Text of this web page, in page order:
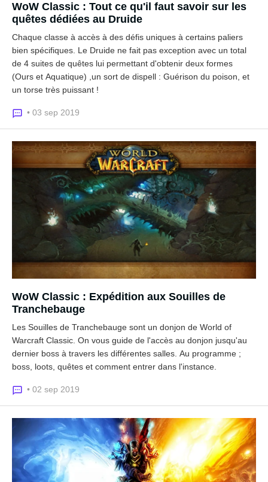
WoW Classic : Tout ce qu'il faut savoir sur les
quêtes dédiées au Druide
Chaque classe à accès à des défis uniques à certains paliers
bien spécifiques. Le Druide ne fait pas exception avec un total
de 4 suites de quêtes lui permettant d'obtenir deux formes
(Ours et Aquatique) ,un sort de dispell : Guérison du poison, et
un torse très puissant !
• 03 sep 2019
WoW Classic : Expédition aux Souilles de
Tranchebauge
Les Souilles de Tranchebauge sont un donjon de World of
Warcraft Classic. On vous guide de l'accès au donjon jusqu'au
dernier boss à travers les différentes salles. Au programme ;
boss, loots, quêtes et comment entrer dans l'instance.
• 02 sep 2019